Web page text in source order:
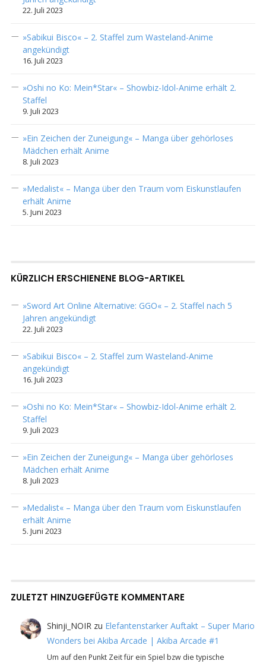
22. Juli 2023
»Sabikui Bisco« – 2. Staffel zum Wasteland-Anime
angekündigt
16. Juli 2023
»Oshi no Ko: Mein*Star« – Showbiz-Idol-Anime erhält 2.
Staffel
9. Juli 2023
»Ein Zeichen der Zuneigung« – Manga über gehörloses
Mädchen erhält Anime
8. Juli 2023
»Medalist« – Manga über den Traum vom Eiskunstlaufen
erhält Anime
5. Juni 2023
KÜRZLICH ERSCHIENENE BLOG-ARTIKEL
»Sword Art Online Alternative: GGO« – 2. Staffel nach 5
Jahren angekündigt
22. Juli 2023
»Sabikui Bisco« – 2. Staffel zum Wasteland-Anime
angekündigt
16. Juli 2023
»Oshi no Ko: Mein*Star« – Showbiz-Idol-Anime erhält 2.
Staffel
9. Juli 2023
»Ein Zeichen der Zuneigung« – Manga über gehörloses
Mädchen erhält Anime
8. Juli 2023
»Medalist« – Manga über den Traum vom Eiskunstlaufen
erhält Anime
5. Juni 2023
ZULETZT HINZUGEFÜGTE KOMMENTARE
Shinji_NOIR zu Elefantenstarker Auftakt – Super Mario
Wonders bei Akiba Arcade | Akiba Arcade #1
Um auf den Punkt Zeit für ein Spiel bzw die typische